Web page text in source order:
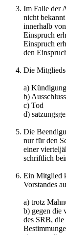
Im Falle der
nicht
innerhalb
Einspruch
Einspruch
den
Die
a) Kündigung
b) Ausschluss
c) Tod
d)
Die
nur für den
einer
schriftlich
Ein Mitglied
Vorstandes
a) trotz
b) gegen die
des SRB, die